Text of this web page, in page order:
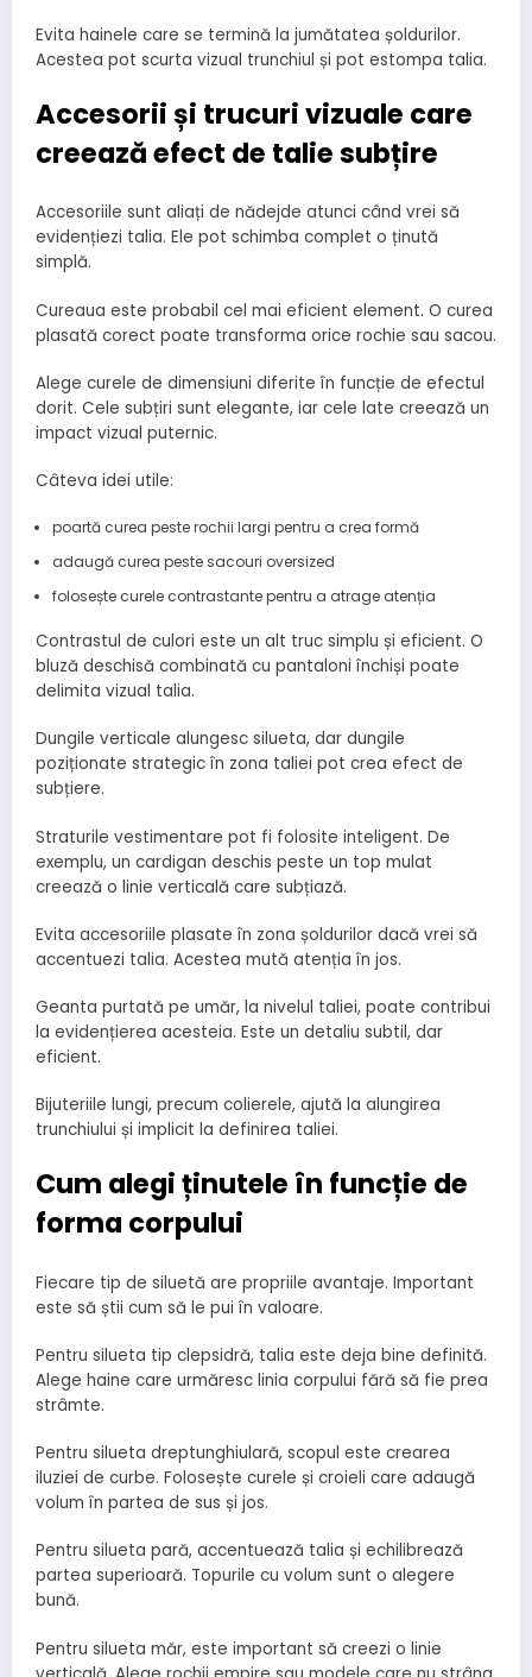
Evita hainele care se termină la jumătatea șoldurilor.
Acestea pot scurta vizual trunchiul și pot estompa talia.
Accesorii și trucuri vizuale care
creează efect de talie subțire
Accesoriile sunt aliați de nădejde atunci când vrei să
evidențiezi talia. Ele pot schimba complet o ținută
simplă.
Cureaua este probabil cel mai eficient element. O curea
plasată corect poate transforma orice rochie sau sacou.
Alege curele de dimensiuni diferite în funcție de efectul
dorit. Cele subțiri sunt elegante, iar cele late creează un
impact vizual puternic.
Câteva idei utile:
poartă curea peste rochii largi pentru a crea formă
adaugă curea peste sacouri oversized
folosește curele contrastante pentru a atrage atenția
Contrastul de culori este un alt truc simplu și eficient. O
bluză deschisă combinată cu pantaloni închiși poate
delimita vizual talia.
Dungile verticale alungesc silueta, dar dungile
poziționate strategic în zona taliei pot crea efect de
subțiere.
Straturile vestimentare pot fi folosite inteligent. De
exemplu, un cardigan deschis peste un top mulat
creează o linie verticală care subțiază.
Evita accesoriile plasate în zona șoldurilor dacă vrei să
accentuezi talia. Acestea mută atenția în jos.
Geanta purtată pe umăr, la nivelul taliei, poate contribui
la evidențierea acesteia. Este un detaliu subtil, dar
eficient.
Bijuteriile lungi, precum colierele, ajută la alungirea
trunchiului și implicit la definirea taliei.
Cum alegi ținutele în funcție de
forma corpului
Fiecare tip de siluetă are propriile avantaje. Important
este să știi cum să le pui în valoare.
Pentru silueta tip clepsidră, talia este deja bine definită.
Alege haine care urmăresc linia corpului fără să fie prea
strâmte.
Pentru silueta dreptunghiulară, scopul este crearea
iluziei de curbe. Folosește curele și croieli care adaugă
volum în partea de sus și jos.
Pentru silueta pară, accentuează talia și echilibrează
partea superioară. Topurile cu volum sunt o alegere
bună.
Pentru silueta măr, este important să creezi o linie